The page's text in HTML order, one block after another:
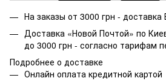
На заказы от 3000 грн -
Доставка «Новой Почтой» по
до 3000 грн - согласно тарифам
Подробнее о доставке
Онлайн оплата кредитной картой